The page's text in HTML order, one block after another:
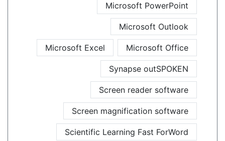
Microsoft PowerPoint
Microsoft Outlook
Microsoft Office
Microsoft Excel
Synapse outSPOKEN
Screen reader software
Screen magnification software
Scientific Learning Fast ForWord